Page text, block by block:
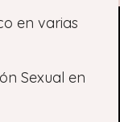
en varias
Sexual en